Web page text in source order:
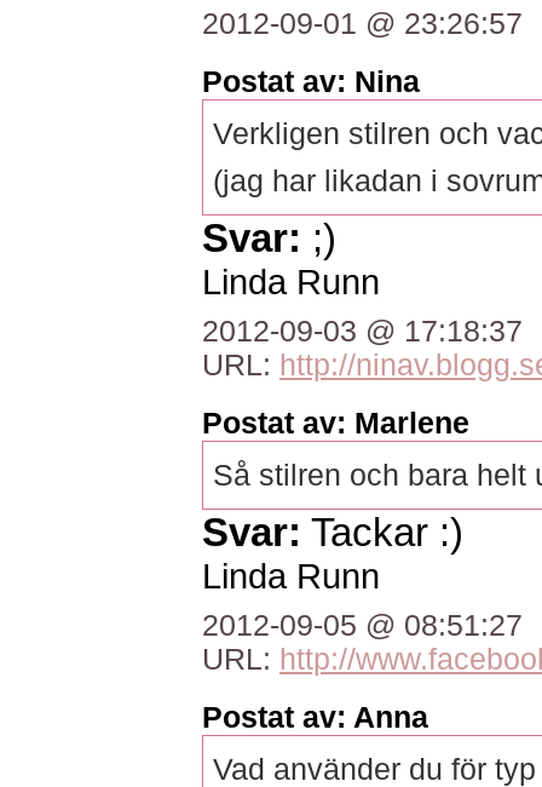
2012-09-01 @ 23:26:57
Postat av: Nina
Verkligen stilren och
(jag har likadan i
Svar: ;)
Linda Runn
2012-09-03 @ 17:18:37
URL: http://
Postat av: Marlene
Så stilren och bara helt
Svar: Tackar :)
Linda Runn
2012-09-05 @ 08:51:27
URL: http://
Postat av: Anna
Vad använder du för